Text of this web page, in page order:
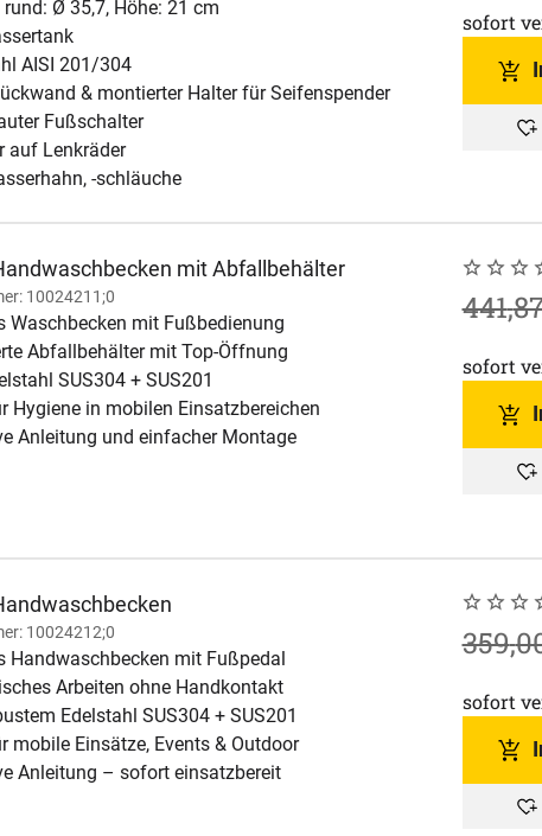
rund: Ø 35,7, Höhe: 21 cm
AISI 201/304
& montierter Halter für Seifenspender
Fußschalter
auf Lenkräder
-schläuche
sofort
mit Abfallbehälter
10024211;0
Waschbecken mit Fußbedienung
Abfallbehälter mit Top-Öffnung
SUS304 + SUS201
Hygiene in mobilen Einsatzbereichen
Anleitung und einfacher Montage
Noch
0
statt:
441,
sofort
10024212;0
Handwaschbecken mit Fußpedal
Arbeiten ohne Handkontakt
Edelstahl SUS304 + SUS201
mobile Einsätze, Events & Outdoor
Anleitung – sofort einsatzbereit
Noch
0
statt:
359,
sofort